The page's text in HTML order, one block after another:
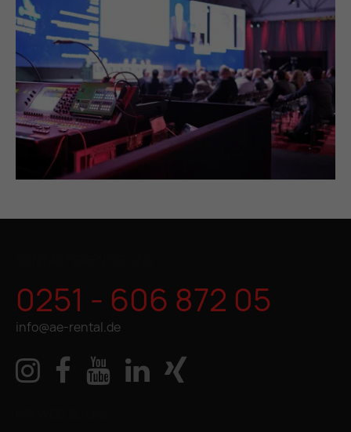
0251 - 606 872 05
info@ae-rental.de